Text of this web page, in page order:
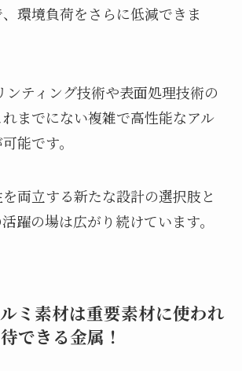
環境負荷をさらに低減できま
ンティング技術や表面処理技術の
までにない複雑で高性能なアル
能です。
両立する新たな設計の選択肢と
躍の場は広がり続けています。
ルミ素材は重要素材に使われ
できる金属！